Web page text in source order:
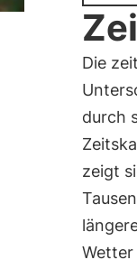
Die
durch
zeigt
Wetter